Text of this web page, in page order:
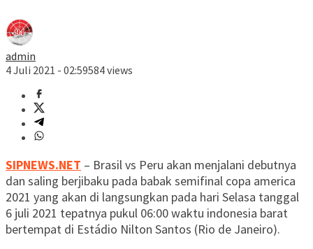
admin
4 Juli 2021 - 02:59584 views
SIPNEWS.NET – Brasil vs Peru akan menjalani debutnya
dan saling berjibaku pada babak semifinal copa america
2021 yang akan di langsungkan pada hari Selasa tanggal
6 juli 2021 tepatnya pukul 06:00 waktu indonesia barat
bertempat di Estádio Nilton Santos (Rio de Janeiro).